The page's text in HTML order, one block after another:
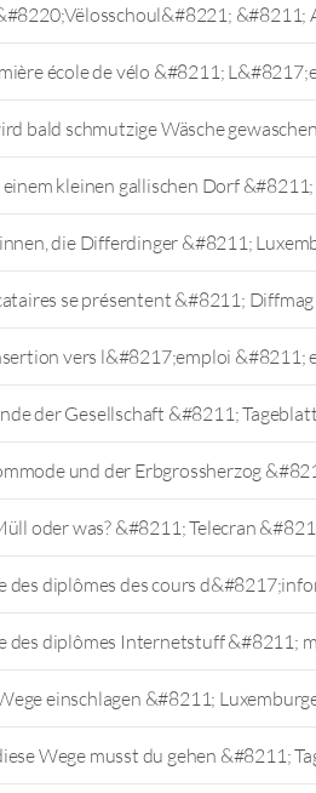
&#8211;
école de vélo &#8211;
bald schmutzige Wäsche
kleinen gallischen Dorf
die Differdinger &#8211;
se présentent &#8211;
vers l&#8217;emploi &#8211;
der Gesellschaft &#8211;
und der Erbgrossherzog
oder was? &#8211; Telecran
des diplômes des cours
des diplômes Internetstuff &#8211;
einschlagen &#8211;
Wege musst du gehen &#8211;